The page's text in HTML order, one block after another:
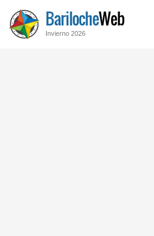
BarilocheWeb
Invierno 2026